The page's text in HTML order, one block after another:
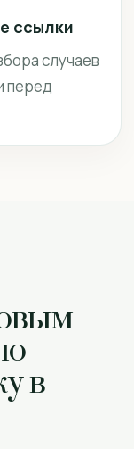
ссылки
случаев
перед
в